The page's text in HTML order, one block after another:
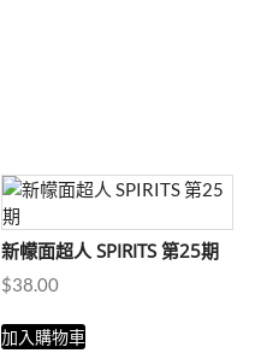
新幪面超人 SPIRITS 第25期
$38.00
加入購物車